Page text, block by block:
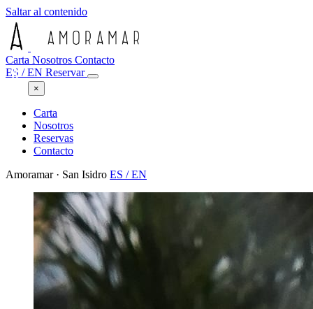
Saltar al contenido
Carta Nosotros Contacto
ES / EN Reservar
×
Carta
Nosotros
Reservas
Contacto
Amoramar · San Isidro ES / EN